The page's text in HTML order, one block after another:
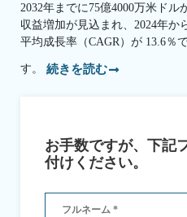
2032年までに75億4000万米ドル
収益増加が見込まれ、2024年か
平均成長率（CAGR）が 13.6％
す。 続きを読む
お手数ですが、下記
付けください。